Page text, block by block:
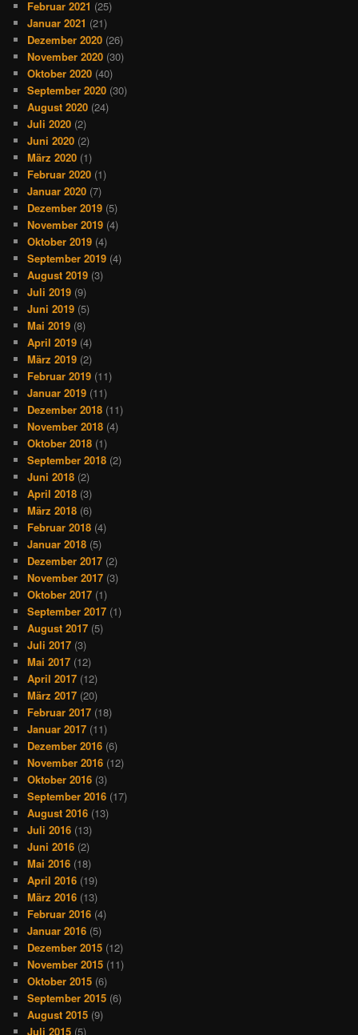
Februar 2021 (25)
Januar 2021 (21)
Dezember 2020 (26)
November 2020 (30)
Oktober 2020 (40)
September 2020 (30)
August 2020 (24)
Juli 2020 (2)
Juni 2020 (2)
März 2020 (1)
Februar 2020 (1)
Januar 2020 (7)
Dezember 2019 (5)
November 2019 (4)
Oktober 2019 (4)
September 2019 (4)
August 2019 (3)
Juli 2019 (9)
Juni 2019 (5)
Mai 2019 (8)
April 2019 (4)
März 2019 (2)
Februar 2019 (11)
Januar 2019 (11)
Dezember 2018 (11)
November 2018 (4)
Oktober 2018 (1)
September 2018 (2)
Juni 2018 (2)
April 2018 (3)
März 2018 (6)
Februar 2018 (4)
Januar 2018 (5)
Dezember 2017 (2)
November 2017 (3)
Oktober 2017 (1)
September 2017 (1)
August 2017 (5)
Juli 2017 (3)
Mai 2017 (12)
April 2017 (12)
März 2017 (20)
Februar 2017 (18)
Januar 2017 (11)
Dezember 2016 (6)
November 2016 (12)
Oktober 2016 (3)
September 2016 (17)
August 2016 (13)
Juli 2016 (13)
Juni 2016 (2)
Mai 2016 (18)
April 2016 (19)
März 2016 (13)
Februar 2016 (4)
Januar 2016 (5)
Dezember 2015 (12)
November 2015 (11)
Oktober 2015 (6)
September 2015 (6)
August 2015 (9)
Juli 2015 (5)